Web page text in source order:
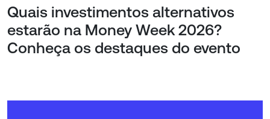
Quais investimentos alternativos
estarão na Money Week 2026?
Conheça os destaques do evento